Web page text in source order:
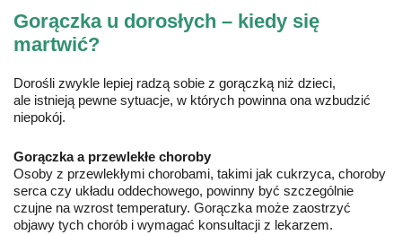
Gorączka u dorosłych – kiedy się
martwić?
Dorośli zwykle lepiej radzą sobie z gorączką niż dzieci,
ale istnieją pewne sytuacje, w których powinna ona wzbudzić
niepokój.
Gorączka a przewlekłe choroby
Osoby z przewlekłymi chorobami, takimi jak cukrzyca, choroby
serca czy układu oddechowego, powinny być szczególnie
czujne na wzrost temperatury. Gorączka może zaostrzyć
objawy tych chorób i wymagać konsultacji z lekarzem.